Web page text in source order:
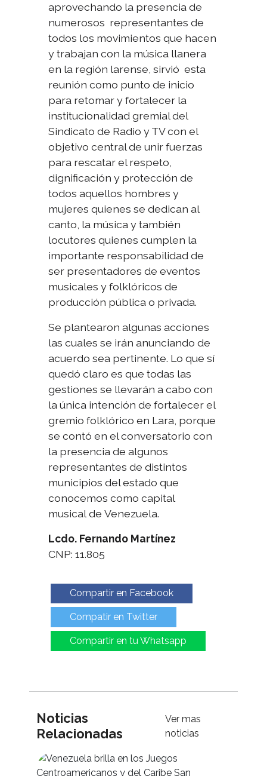
aprovechando la presencia de
numerosos representantes de
todos los movimientos que hacen
y trabajan con la música llanera
en la región larense, sirvió esta
reunión como punto de inicio
para retomar y fortalecer la
institucionalidad gremial del
Sindicato de Radio y TV con el
objetivo central de unir fuerzas
para rescatar el respeto,
dignificación y protección de
todos aquellos hombres y
mujeres quienes se dedican al
canto, la música y también
locutores quienes cumplen la
importante responsabilidad de
ser presentadores de eventos
musicales y folklóricos de
producción pública o privada.
Se plantearon algunas acciones
las cuales se irán anunciando de
acuerdo sea pertinente. Lo que sí
quedó claro es que todas las
gestiones se llevarán a cabo con
la única intención de fortalecer el
gremio folklórico en Lara, porque
se contó en el conversatorio con
la presencia de algunos
representantes de distintos
municipios del estado que
conocemos como capital
musical de Venezuela.
Lcdo. Fernando Martínez
CNP: 11.805
Compartir en Facebook
Compatir en Twitter
Compartir en tu Whatsapp
Noticias
Relacionadas
Ver mas
noticias